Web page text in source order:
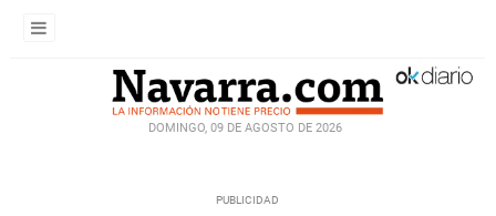
DOMINGO, 09 DE AGOSTO DE 2026